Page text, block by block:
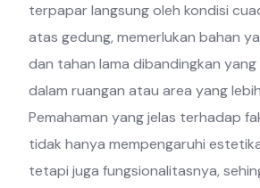
terpapar langsung oleh kondisi
atas gedung, memerlukan bahan
dan tahan lama dibandingkan
dalam ruangan atau area yang
Pemahaman yang jelas terhadap
tidak hanya mempengaruhi
tetapi juga fungsionalitasnya,